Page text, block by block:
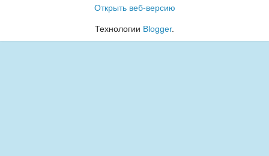
Открыть веб-версию
Технологии Blogger.